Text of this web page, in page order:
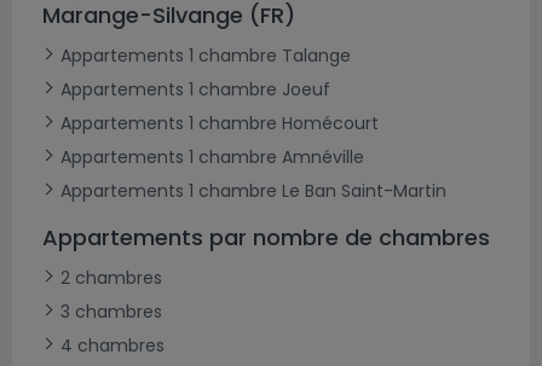
Marange-Silvange (FR)
Appartements 1 chambre Talange
Appartements 1 chambre Joeuf
Appartements 1 chambre Homécourt
Appartements 1 chambre Amnéville
Appartements 1 chambre Le Ban Saint-Martin
Appartements par nombre de chambres
2 chambres
3 chambres
4 chambres